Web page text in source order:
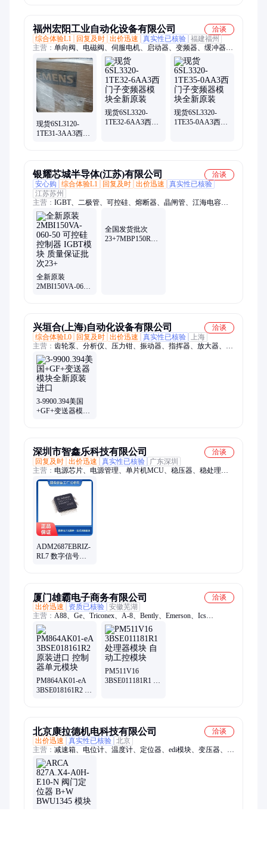
福州宏阳工业自动化设备有限公司
洽谈
综合体验L1
回复及时 出价迅速 真实性已核验 福建福州
主营： 单向阀、电磁阀、伺服电机、启动器、变频器、缓冲器、
ns-4a115-b、vfas3-4900pc、vfnc3c-4022p、变频调速器、vfs15-
4150pl-ch、vfs15-4037pl1-ch、cimr-hb4a0060abc、cimr-
hb4a0039fbc、cimr-hb4a0216abc、ns-4a173-b工控、vfas1-
4132kpc-wn1、vfas3-4075pc纺织机、交流调速、接近开关
现货6SL3120-
1TE31-3AA3西门
现货6SL3320-
1TE32-6AA3西门
现货6SL3320-
1TE35-0AA3西门
银耀芯城半导体(江苏)有限公司
洽谈
安心购
综合体验L1 回复及时 出价迅速
真实性已核验
江苏苏州
主营： IGBT、二极管、可控硅、熔断器、晶闸管、江海电容、
爱普科斯电容、熔芯、英飞凌、三社、艾塞斯、巴斯曼、富士、
西门子
全新原装
2MBI150VA-060-
全国发货批次
23+7MBP150RA120-
兴垣合(上海)自动化设备有限公司
洽谈
综合体验L0
回复及时 出价迅速 真实性已核验
上海
主营： 齿轮泵、分析仪、压力钳、振动器、指挥器、放大器、调
压器、传感器、应变片、压力计、气动泵、气动阀、光栅尺、减
速机、电磁阀、止回阀、高压泵、液压泵、传感头、密封圈、过
程阀、溢流阀、排气阀、换向阀、压差表
3-9900.394美国
+GF+变送器模块
深圳市智鑫乐科技有限公司
洽谈
回复及时 出价迅速 真实性已核验
广东深圳
主营： 电源芯片、电源管理、单片机MCU、稳压器、稳处理
器、电源模块、电感器、二极管、电感、电子元件
ADM2687EBRIZ-
RL7 数字信号隔
厦门雄霸电子商务有限公司
洽谈
出价迅速
资质已核验 安徽芜湖
主营： A88、Ge、Triconex、A-8、Bently、Emerson、Ics
Triplex、Woodward、Motorola、Hima、Honeywell、Foxboro、
Alstom、Prosoft、LAM、MOOG、Metso、Schneider、NI、
Reliance、Rexroth、3BHE031197R0001
PM864AK01-eA
3BSE018161R2 原
PM511V16
3BSE011181R1 处
北京康拉德机电科技有限公司
洽谈
出价迅速
真实性已核验 北京
主营： 减速箱、电位计、温度计、定位器、edi模块、变压器、编
码器、继电器、控制器、接触器、过滤器、整流器、传感器、刹
车钳、电焊枪、减速机、电磁阀、检测仪、变速箱、测压仪、加
油枪、介子机、贴片槽、电池组、气弹簧